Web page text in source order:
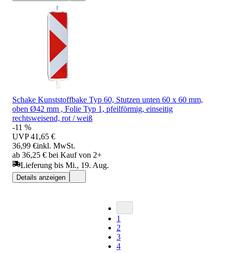
Schake Kunststoffbake Typ 60, Stutzen unten 60 x 60 mm,
oben Ø42 mm , Folie Typ 1, pfeilförmig, einseitig
rechtsweisend, rot / weiß
-11 %
UVP 41,65 €
36,99 €inkl. MwSt.
ab 36,25 € bei Kauf von 2+
Lieferung bis Mi., 19. Aug.
Details anzeigen
1
2
3
4